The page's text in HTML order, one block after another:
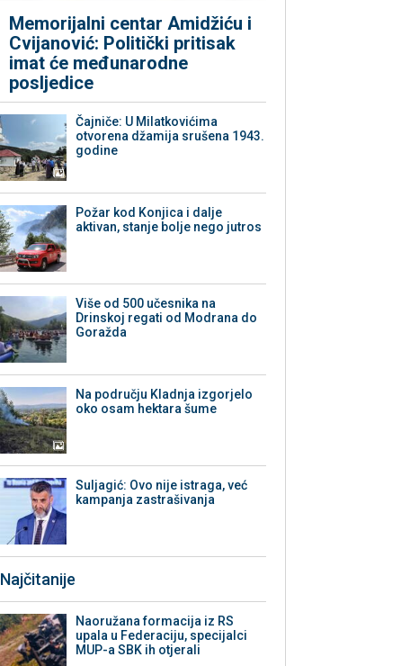
Memorijalni centar Amidžiću i
Cvijanović: Politički pritisak
imat će međunarodne
posljedice
Čajniče: U Milatkovićima
otvorena džamija srušena 1943.
godine
Požar kod Konjica i dalje
aktivan, stanje bolje nego jutros
Više od 500 učesnika na
Drinskoj regati od Modrana do
Goražda
Na području Kladnja izgorjelo
oko osam hektara šume
Suljagić: Ovo nije istraga, već
kampanja zastrašivanja
Najčitanije
Naoružana formacija iz RS
upala u Federaciju, specijalci
MUP-a SBK ih otjerali